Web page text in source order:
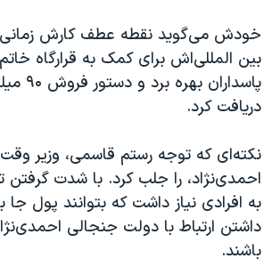
خودش می‌گوید نقطه عطف کارش زمانی
بین المللی‌اش برای کمک به قرارگاه خاتم
دریافت کرد.
نکته‌ای که توجه رستم قاسمی، وزیر
احمدی‌نژاد، را جلب کرد. با شدت گرفتن
به افرادی نیاز داشت که بتوانند پول جا
داشتن ارتباط با دولت جنجالی
باشند.